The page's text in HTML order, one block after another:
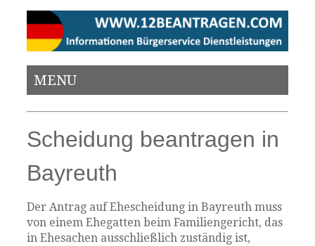
MENU
Scheidung beantragen in
Bayreuth
Der Antrag auf Ehescheidung in Bayreuth muss
von einem Ehegatten beim Familiengericht, das
in Ehesachen ausschließlich zuständig ist,